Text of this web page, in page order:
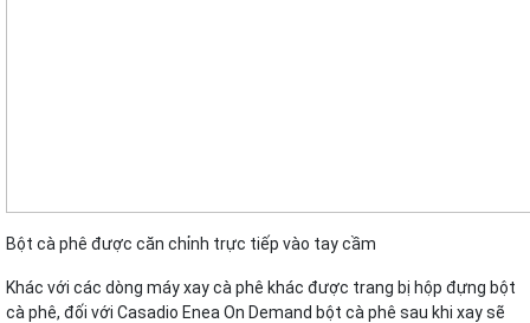
Bột cà phê được căn chỉnh trực tiếp vào tay cầm
Khác với các dòng máy xay cà phê khác được trang bị hộp đựng bột
cà phê, đối với Casadio Enea On Demand bột cà phê sau khi xay sẽ